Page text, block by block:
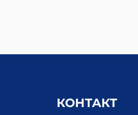
КОНТАКТ